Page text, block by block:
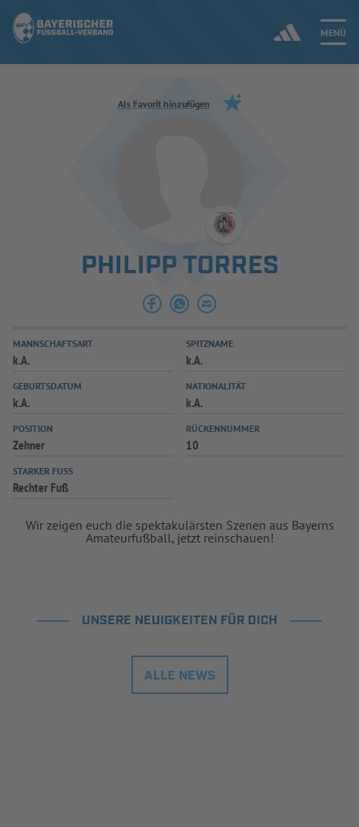
MENÜ
Jetzt einloggen
SPIELBETRIEB & VERBANDSLEBEN
AUSBILDUNG & FÖRDERUNG
SPIELPLUS
Als Favorit hinzufügen
PHILIPP TORRES
MANNSCHAFTSART
k.A.
SPITZNAME
k.A.
GEBURTSDATUM
k.A.
NATIONALITÄT
k.A.
POSITION
Zehner
RÜCKENNUMMER
10
STARKER FUSS
Rechter Fuß
Wir zeigen euch die spektakulärsten Szenen aus Bayerns
Amateurfußball, jetzt reinschauen!
UNSERE NEUIGKEITEN FÜR DICH
ALLE NEWS